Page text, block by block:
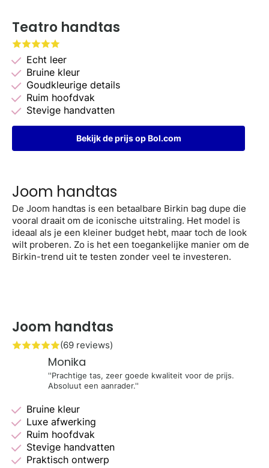
Teatro handtas
Echt leer
Bruine kleur
Goudkleurige details
Ruim hoofdvak
Stevige handvatten
Bekijk de prijs op Bol.com
Joom handtas
De Joom handtas is een betaalbare Birkin bag dupe die
vooral draait om de iconische uitstraling. Het model is
ideaal als je een kleiner budget hebt, maar toch de look
wilt proberen. Zo is het een toegankelijke manier om de
Birkin-trend uit te testen zonder veel te investeren.
Joom handtas
(69 reviews)
Monika
''Prachtige tas, zeer goede kwaliteit voor de prijs.
Absoluut een aanrader.''
Bruine kleur
Luxe afwerking
Ruim hoofdvak
Stevige handvatten
Praktisch ontwerp